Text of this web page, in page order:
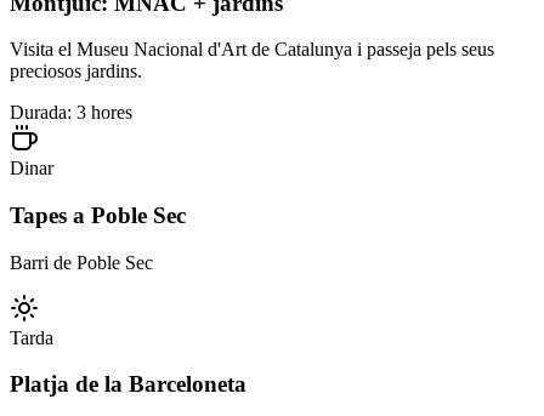
Visita el Museu Nacional d'Art de Catalunya i passeja pels seus
preciosos jardins.
Durada: 3 hores
Dinar
Tapes a Poble Sec
Barri de Poble Sec
Tarda
Platja de la Barceloneta